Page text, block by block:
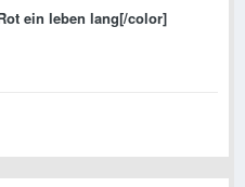
ein leben lang[/color]